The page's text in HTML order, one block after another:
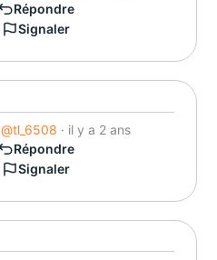
Répondre
Signaler
@tl_6508 · il y a 2 ans
Répondre
Signaler